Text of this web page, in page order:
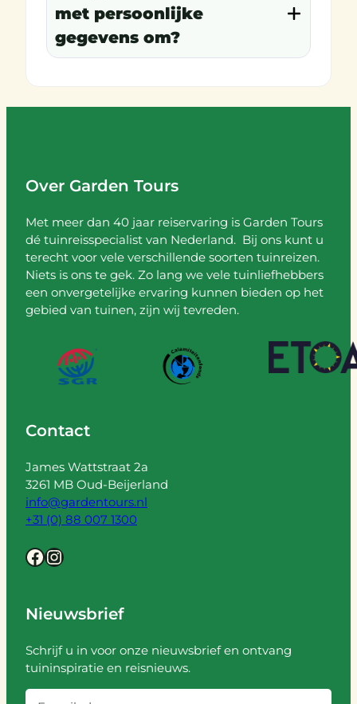
met persoonlijke
gegevens om?
Over Garden Tours
Met meer dan 40 jaar reiservaring is Garden Tours
dé tuinreisspecialist van Nederland. Bij ons kunt u
terecht voor vele verschillende soorten tuinreizen.
Niets is ons te gek. Zo lang we vele tuinliefhebbers
een onvergetelijke ervaring kunnen bieden op het
gebied van tuinen, zijn wij tevreden.
Contact
James Wattstraat 2a
3261 MB Oud-Beijerland
info@gardentours.nl
+31 (0) 88 007 1300
Facebook Instagram
Nieuwsbrief
Schrijf u in voor onze nieuwsbrief en ontvang
tuininspiratie en reisnieuws.